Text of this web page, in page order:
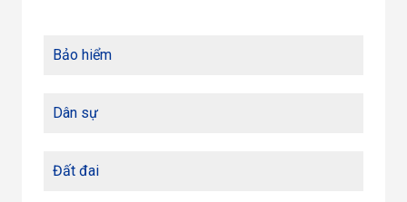
Bảo hiểm
Dân sự
Đất đai